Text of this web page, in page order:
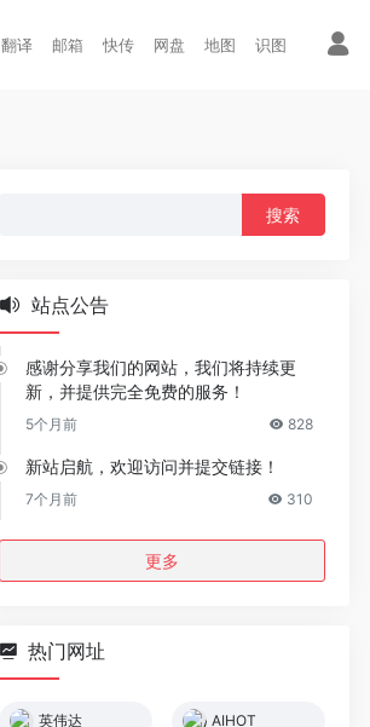
翻译 邮箱 快传 网盘 地图 识图
站点公告
感谢分享我们的网站，我们将持续更
新，并提供完全免费的服务！
5个月前 828
新站启航，欢迎访问并提交链接！
7个月前 310
更多
热门网址
英伟达 AIHOT